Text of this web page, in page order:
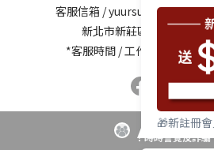
客服信箱 /
新北市新莊區新北大道三
*客服時間 / 工作日10:00-
！時時警覺反詐騙
🎁新註冊